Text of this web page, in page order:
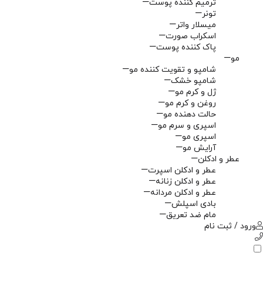
ترمیم کننده پوست
تونر
میسلار واتر
اسکراب صورت
پاک کننده پوست
مو
شامپو و تقویت کننده مو
شامپو خشک
ژل و کرم مو
روغن و کرم مو
حالت دهنده مو
اسپری و سرم مو
اسپری مو
آرایش مو
عطر و ادکلن
عطر و ادکلن اسپرت
عطر و ادکلن زنانه
عطر و ادکلن مردانه
بادی اسپلش
مام ضد تعریق
ورود / ثبت نام